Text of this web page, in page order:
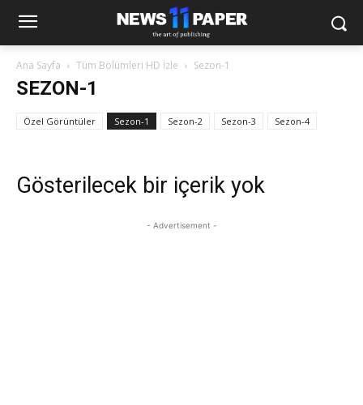
Ana Sayfa Tüm Bölümleri HD İzle Sezon-1
SEZON-1
Özel Görüntüler Sezon-1 Sezon-2 Sezon-3 Sezon-4
Gösterilecek bir içerik yok
- Advertisement -